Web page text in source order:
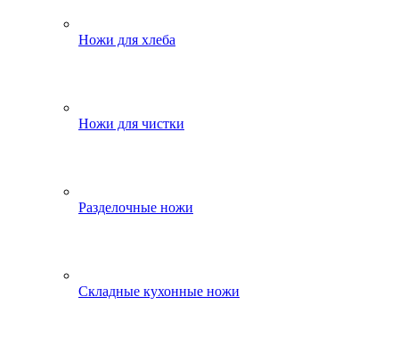
Ножи для хлеба
Ножи для чистки
Разделочные ножи
Складные кухонные ножи